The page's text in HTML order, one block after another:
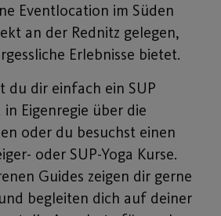
Eventlocation im Süden
an der Rednitz gelegen,
Erlebnisse bietet.
du dir einfach ein SUP
Eigenregie über die
oder du besuchst einen
oder SUP-Yoga Kurse.
Guides zeigen dir gerne
begleiten dich auf deiner